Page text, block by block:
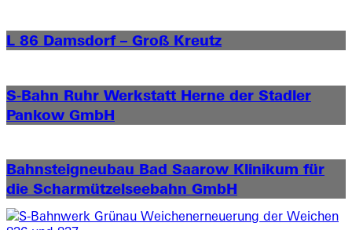
L 86 Damsdorf – Groß Kreutz
S-Bahn Ruhr Werkstatt Herne der Stadler
Pankow GmbH
Bahnsteigneubau Bad Saarow Klinikum für
die Scharmützel­seebahn GmbH